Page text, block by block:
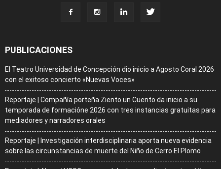
PUBLICACIONES
El Teatro Universidad de Concepción dio inicio a Agosto Coral 2026
con el exitoso concierto «Nuevas Voces»
Reportaje | Compañía porteña Ziento un Cuento da inicio a su
temporada de formacióne 2026 con tres instancias gratuitas para
mediadores y narradores orales
Reportaje | Investigación interdisciplinaria aporta nueva evidencia
sobre las circunstancias de muerte del Niño de Cerro El Plomo